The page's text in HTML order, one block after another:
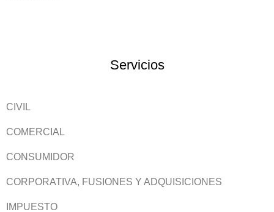
Servicios
CIVIL
COMERCIAL
CONSUMIDOR
CORPORATIVA, FUSIONES Y ADQUISICIONES
IMPUESTO